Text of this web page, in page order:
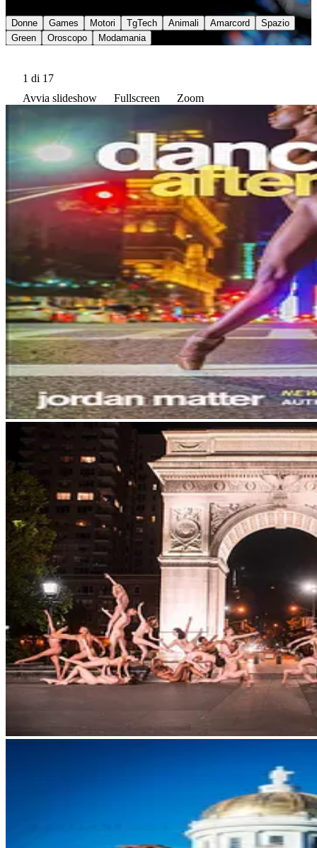
Donne Games Motori TgTech Animali Amarcord
Spazio
Green
Oroscopo Modamania
1 di 17
Avvia slideshow
Fullscreen Zoom